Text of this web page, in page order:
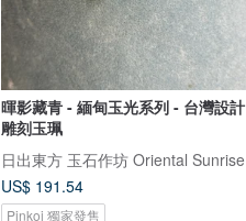
暉影藏青 - 緬甸玉光系列 - 台灣設計
雕刻玉珮
日出東方 玉石作坊 Oriental Sunrise
US$ 191.54
Pinkoi 獨家發售